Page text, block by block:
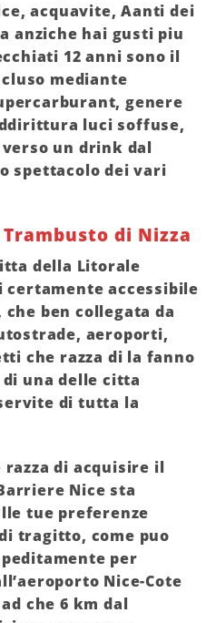
acquavite, Aanti dei
anziche hai gusti piu
12 anni sono il
mediante
genere
luci soffuse,
un drink dal
spettacolo dei vari
di Nizza
della Litorale
certamente accessibile
ben collegata da
aeroporti,
che razza di la fanno
una delle citta
di tutta la
razza di acquisire il
Nice sta
tue preferenze
tragitto, come puo
per
Nice-Cote
che 6 km dal